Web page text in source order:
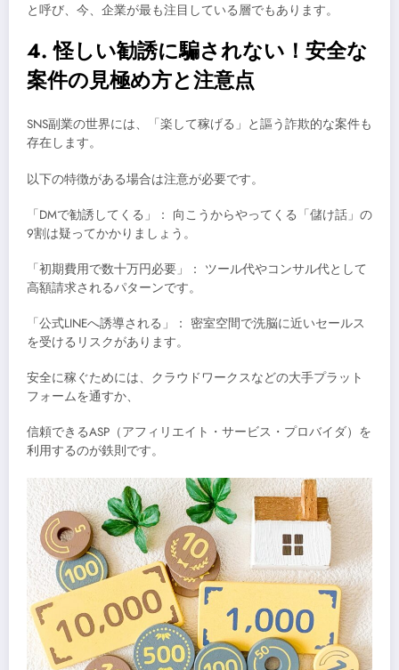
と呼び、今、企業が最も注目している層でもあります。
4. 怪しい勧誘に騙されない！安全な
案件の見極め方と注意点
SNS副業の世界には、「楽して稼げる」と謳う詐欺的な案件も
存在します。
以下の特徴がある場合は注意が必要です。
「DMで勧誘してくる」： 向こうからやってくる「儲け話」の
9割は疑ってかかりましょう。
「初期費用で数十万円必要」： ツール代やコンサル代として
高額請求されるパターンです。
「公式LINEへ誘導される」： 密室空間で洗脳に近いセールス
を受けるリスクがあります。
安全に稼ぐためには、クラウドワークスなどの大手プラット
フォームを通すか、
信頼できるASP（アフィリエイト・サービス・プロバイダ）を
利用するのが鉄則です。